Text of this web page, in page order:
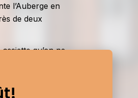
l’Auberge en
de deux
qu’on ne
viendra
production et